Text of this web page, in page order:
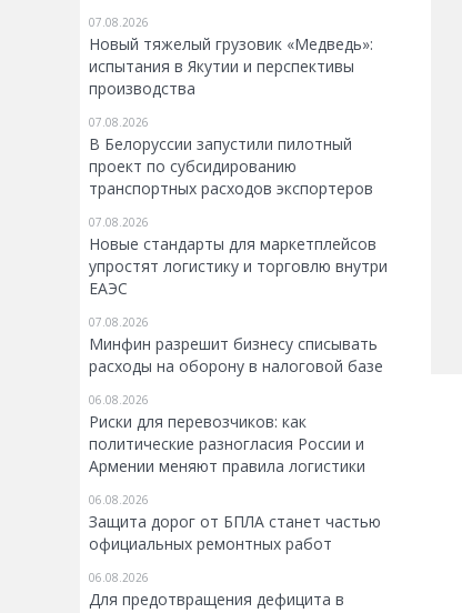
07.08.2026
Новый тяжелый грузовик «Медведь»:
испытания в Якутии и перспективы
производства
07.08.2026
В Белоруссии запустили пилотный
проект по субсидированию
транспортных расходов экспортеров
07.08.2026
Новые стандарты для маркетплейсов
упростят логистику и торговлю внутри
ЕАЭС
07.08.2026
Минфин разрешит бизнесу списывать
расходы на оборону в налоговой базе
06.08.2026
Риски для перевозчиков: как
политические разногласия России и
Армении меняют правила логистики
06.08.2026
Защита дорог от БПЛА станет частью
официальных ремонтных работ
06.08.2026
Для предотвращения дефицита в